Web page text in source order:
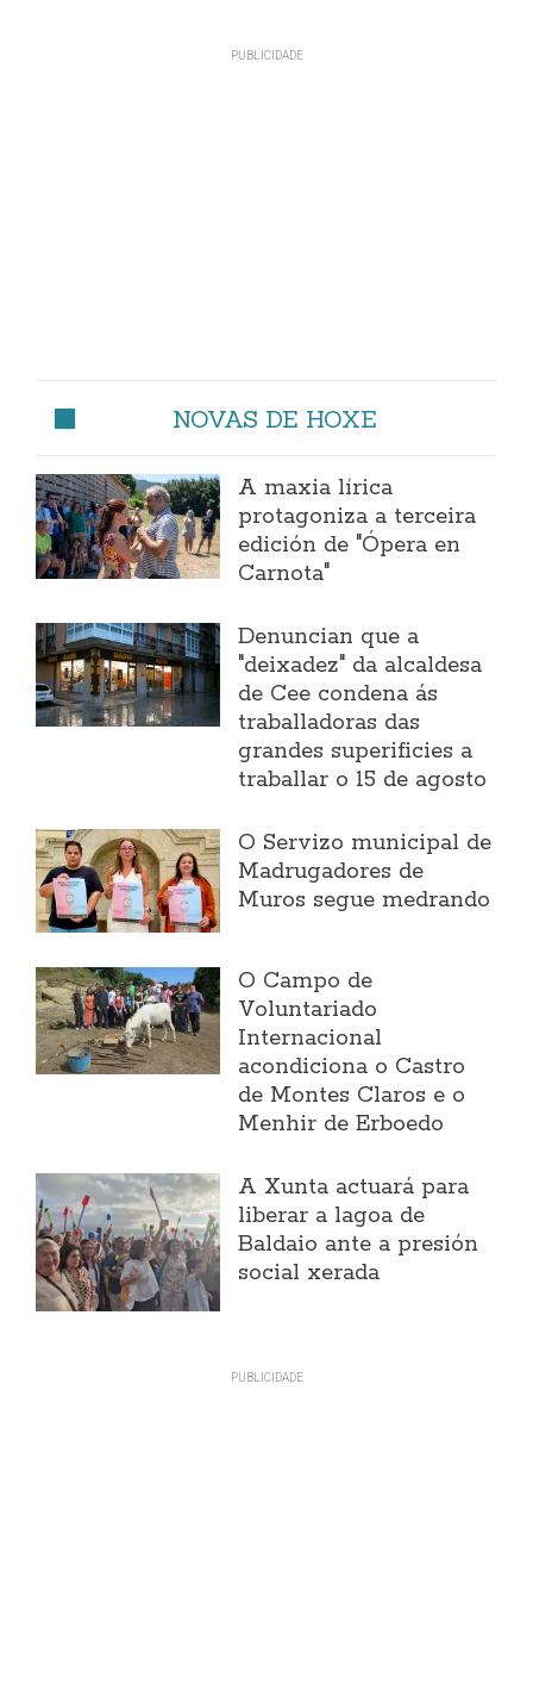
NOVAS DE HOXE
A maxia lírica
protagoniza a terceira
edición de "Ópera en
Carnota"
Denuncian que a
"deixadez" da alcaldesa
de Cee condena ás
traballadoras das
grandes superificies a
traballar o 15 de agosto
O Servizo municipal de
Madrugadores de
Muros segue medrando
O Campo de
Voluntariado
Internacional
acondiciona o Castro
de Montes Claros e o
Menhir de Erboedo
A Xunta actuará para
liberar a lagoa de
Baldaio ante a presión
social xerada